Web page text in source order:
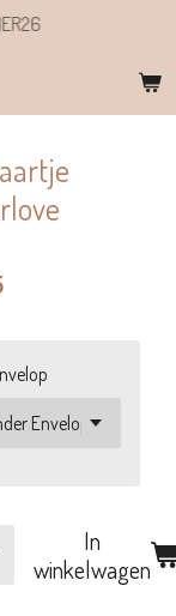
In
winkelwagen